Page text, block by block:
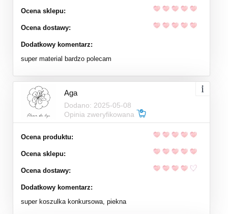
Ocena sklepu:
Ocena dostawy:
Dodatkowy komentarz:
super material bardzo polecam
Aga
Dodano: 2025-05-08
Opinia zweryfikowana
Ocena produktu:
Ocena sklepu:
Ocena dostawy:
Dodatkowy komentarz:
super koszulka konkursowa, piekna